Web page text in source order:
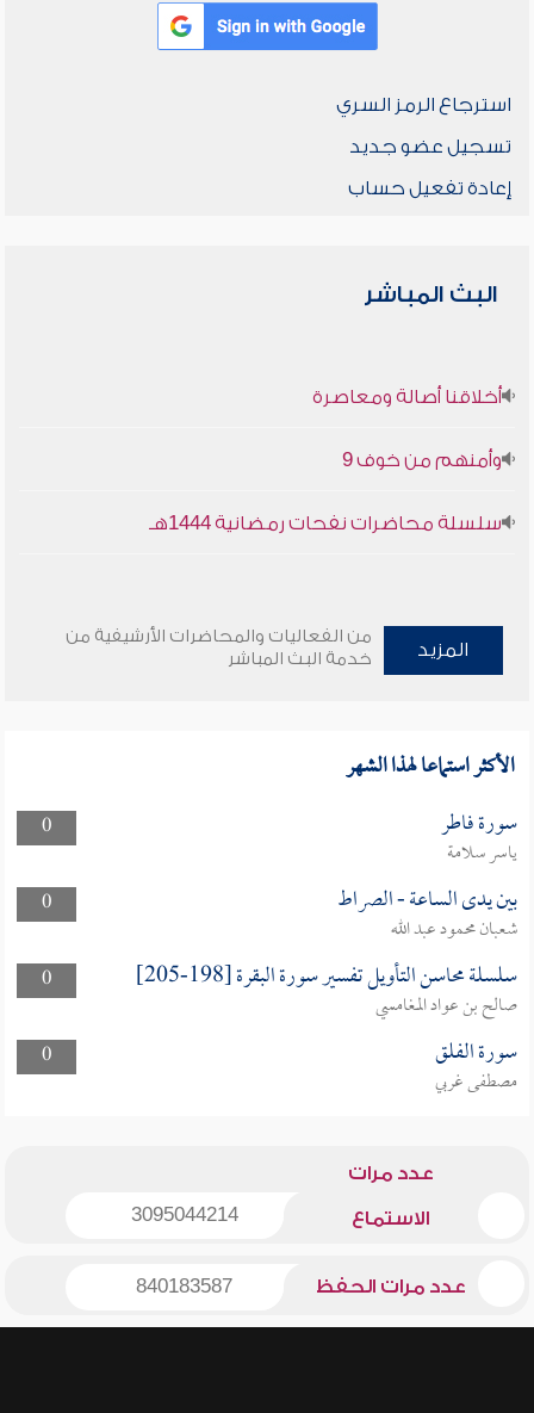
استرجاع الرمز السري
تسجيل عضو جديد
إعادة تفعيل حساب
البث المباشر
أخلاقنا أصالة ومعاصرة
وأمنهم من خوف 9
سلسلة محاضرات نفحات رمضانية 1444هـ
المزيد
من الفعاليات والمحاضرات الأرشيفية من
خدمة البث المباشر
الأكثر استماعا لهذا الشهر
0 سورة فاطر
ياسر سلامة
0
بين يدى الساعة - الصراط
شعبان محمود عبد الله
0
سلسلة محاسن التأويل تفسير سورة البقرة [198-205]
صالح بن عواد المغامسي
0
سورة الفلق
مصطفى غربي
عدد مرات
الاستماع 3095044214
عدد مرات الحفظ 840183587